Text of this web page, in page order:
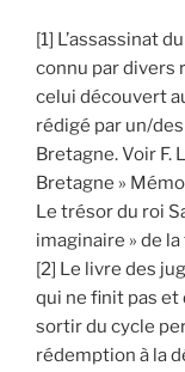
[1] L’assassinat
connu par divers
celui découvert
rédigé par un/
Bretagne. Voir F.
Bretagne »
Le trésor du roi
imaginaire » de
[2] Le livre des
qui ne finit pas et
sortir du cycle
rédemption à la